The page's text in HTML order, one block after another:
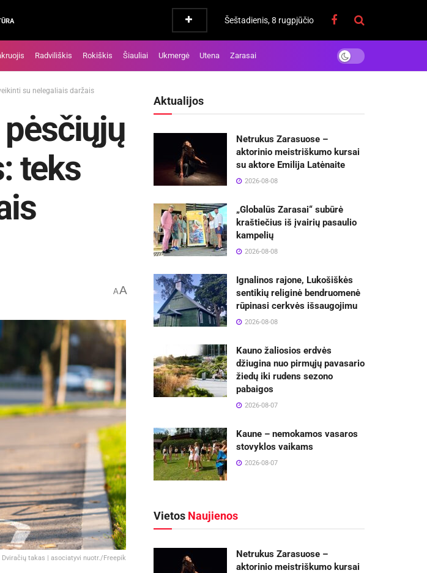
Šeštadienis, 8 rugpjūčio
Radviliškis Rokiškis Šiauliai Ukmergė Utena Zarasai
su nelegaliais daržais
teks
AA
Dviračių takas | asociatyvi nuotr./Freepik
Aktualijos
Netrukus Zarasuose –
aktorinio meistriškumo kursai
su aktore Emilija Latėnaite
2026-08-08
„Globalūs Zarasai“ subūrė
kraštiečius iš įvairių pasaulio
kampelių
2026-08-08
Ignalinos rajone, Lukošiškės
sentikių religinė bendruomenė
rūpinasi cerkvės išsaugojimu
2026-08-08
Kauno žaliosios erdvės
džiugina nuo pirmųjų pavasario
žiedų iki rudens sezono
pabaigos
2026-08-07
Kaune – nemokamos vasaros
stovyklos vaikams
2026-08-07
Vietos Naujienos
Netrukus Zarasuose –
aktorinio meistriškumo kursai